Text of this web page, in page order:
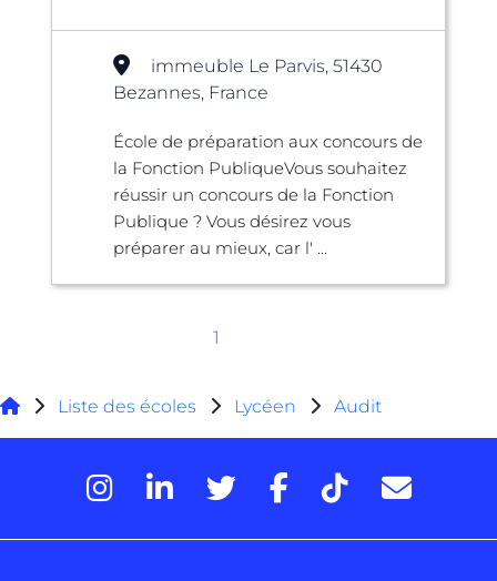
immeuble Le Parvis, 51430
Bezannes, France
École de préparation aux concours de
la Fonction PubliqueVous souhaitez
réussir un concours de la Fonction
Publique ? Vous désirez vous
préparer au mieux, car l' ...
1
Liste des écoles Lycéen Audit